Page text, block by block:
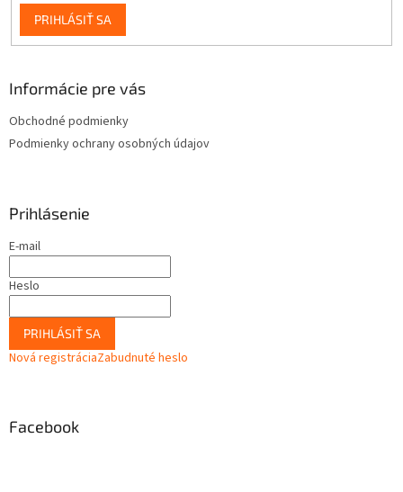
PRIHLÁSIŤ SA
Informácie pre vás
Obchodné podmienky
Podmienky ochrany osobných údajov
Prihlásenie
E-mail
Heslo
PRIHLÁSIŤ SA
Nová registráciaZabudnuté heslo
Facebook